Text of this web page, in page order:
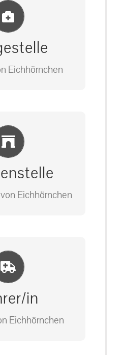
Eichhörnchen
und Infos
7909946
Eichhörnchen
und Infos
Büro anrufen
7909946
in
Eichhörnchen
und Infos